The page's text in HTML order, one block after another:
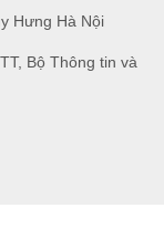
Hưng Hà Nội
Bộ Thông tin và